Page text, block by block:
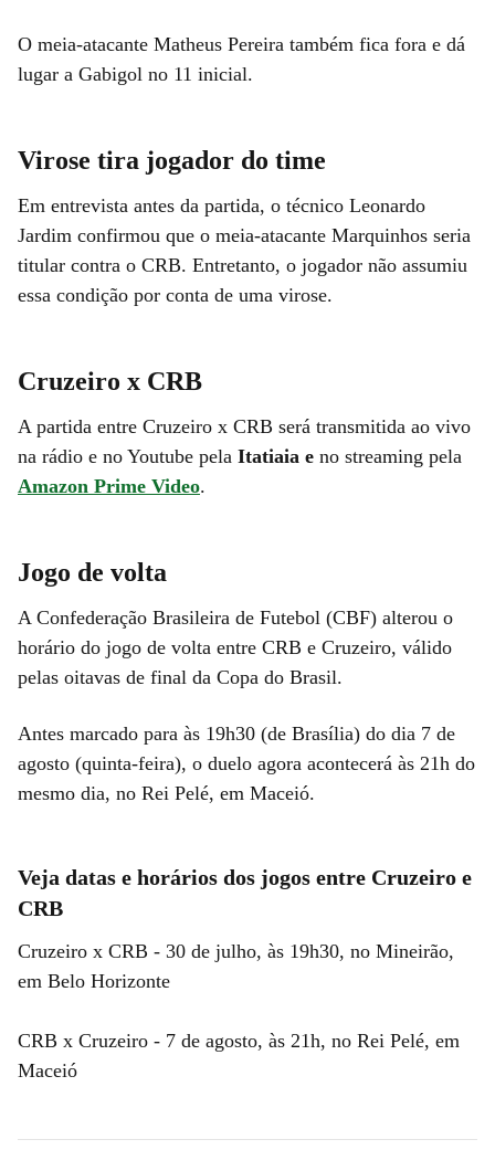
O meia-atacante Matheus Pereira também fica fora e dá
lugar a Gabigol no 11 inicial.
Virose tira jogador do time
Em entrevista antes da partida, o técnico Leonardo
Jardim confirmou que o meia-atacante Marquinhos seria
titular contra o CRB. Entretanto, o jogador não assumiu
essa condição por conta de uma virose.
Cruzeiro x CRB
A partida entre Cruzeiro x CRB será transmitida ao vivo
na rádio e no Youtube pela Itatiaia e no streaming pela
Amazon Prime Video.
Jogo de volta
A Confederação Brasileira de Futebol (CBF) alterou o
horário do jogo de volta entre CRB e Cruzeiro, válido
pelas oitavas de final da Copa do Brasil.
Antes marcado para às 19h30 (de Brasília) do dia 7 de
agosto (quinta-feira), o duelo agora acontecerá às 21h do
mesmo dia, no Rei Pelé, em Maceió.
Veja datas e horários dos jogos entre Cruzeiro e
CRB
Cruzeiro x CRB - 30 de julho, às 19h30, no Mineirão,
em Belo Horizonte
CRB x Cruzeiro - 7 de agosto, às 21h, no Rei Pelé, em
Maceió